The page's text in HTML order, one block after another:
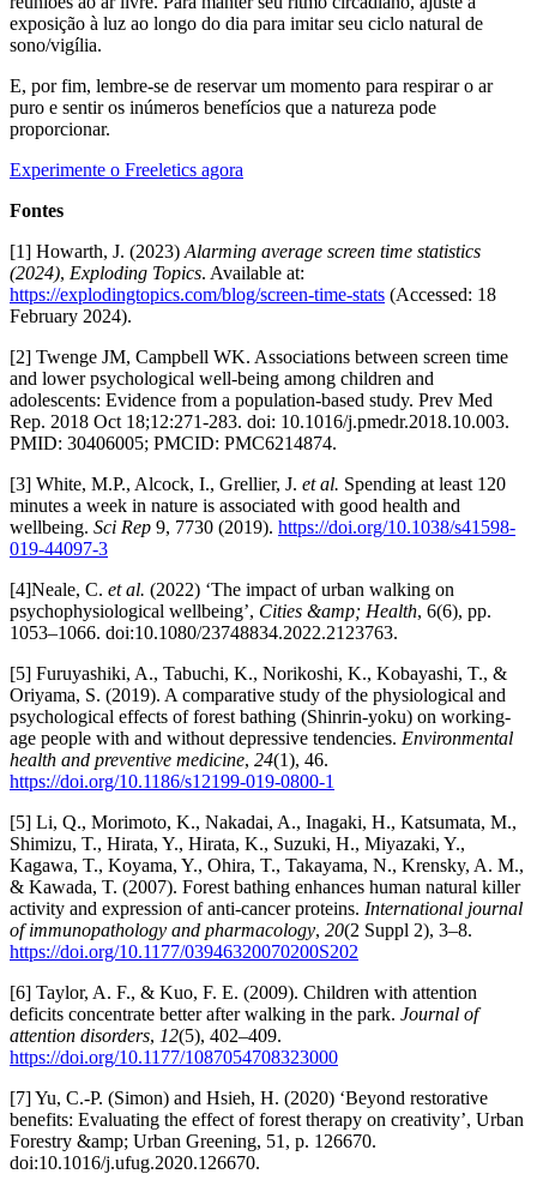
exposição à luz ao longo do dia para imitar seu ciclo natural de
sono/vigília.
E, por fim, lembre-se de reservar um momento para respirar o ar
puro e sentir os inúmeros benefícios que a natureza pode
proporcionar.
Experimente o Freeletics agora
Fontes
[1] Howarth, J. (2023) Alarming average screen time statistics
(2024), Exploding Topics. Available at:
https://explodingtopics.com/blog/screen-time-stats (Accessed: 18
February 2024).
[2] Twenge JM, Campbell WK. Associations between screen time
and lower psychological well-being among children and
adolescents: Evidence from a population-based study. Prev Med
Rep. 2018 Oct 18;12:271-283. doi: 10.1016/j.pmedr.2018.10.003.
PMID: 30406005; PMCID: PMC6214874.
[3] White, M.P., Alcock, I., Grellier, J. et al. Spending at least 120
minutes a week in nature is associated with good health and
wellbeing. Sci Rep 9, 7730 (2019). https://doi.org/10.1038/s41598-
019-44097-3
[4]Neale, C. et al. (2022) ‘The impact of urban walking on
psychophysiological wellbeing’, Cities &amp; Health, 6(6), pp.
1053–1066. doi:10.1080/23748834.2022.2123763.
[5] Furuyashiki, A., Tabuchi, K., Norikoshi, K., Kobayashi, T., &
Oriyama, S. (2019). A comparative study of the physiological and
psychological effects of forest bathing (Shinrin-yoku) on working-
age people with and without depressive tendencies. Environmental
health and preventive medicine, 24(1), 46.
https://doi.org/10.1186/s12199-019-0800-1
[5] Li, Q., Morimoto, K., Nakadai, A., Inagaki, H., Katsumata, M.,
Shimizu, T., Hirata, Y., Hirata, K., Suzuki, H., Miyazaki, Y.,
Kagawa, T., Koyama, Y., Ohira, T., Takayama, N., Krensky, A. M.,
& Kawada, T. (2007). Forest bathing enhances human natural killer
activity and expression of anti-cancer proteins. International journal
of immunopathology and pharmacology, 20(2 Suppl 2), 3–8.
https://doi.org/10.1177/03946320070200S202
[6] Taylor, A. F., & Kuo, F. E. (2009). Children with attention
deficits concentrate better after walking in the park. Journal of
attention disorders, 12(5), 402–409.
https://doi.org/10.1177/1087054708323000
[7] Yu, C.-P. (Simon) and Hsieh, H. (2020) ‘Beyond restorative
benefits: Evaluating the effect of forest therapy on creativity’, Urban
Forestry &amp; Urban Greening, 51, p. 126670.
doi:10.1016/j.ufug.2020.126670.